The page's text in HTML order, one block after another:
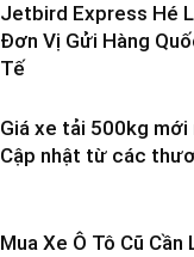
Jetbird Express Hé
Đơn Vị Gửi Hàng
Tế
Giá xe tải 500kg mới
Cập nhật từ các
Mua Xe Ô Tô Cũ Cần